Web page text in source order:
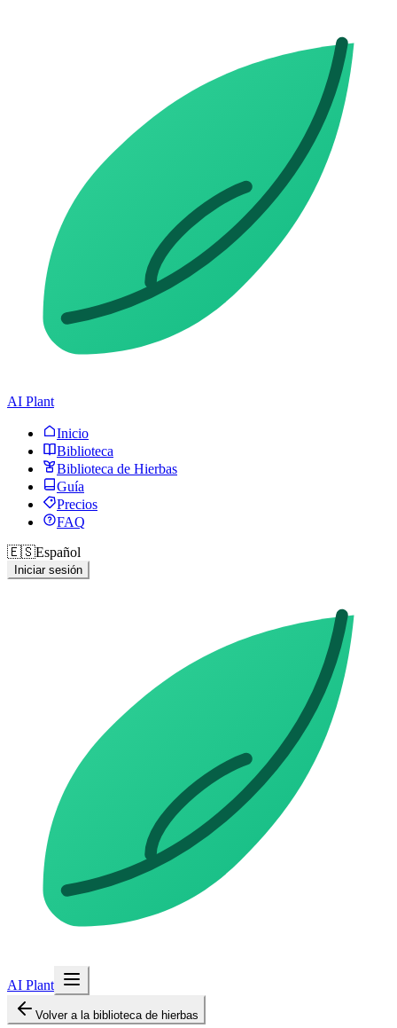
AI Plant
Inicio
Biblioteca
Biblioteca de Hierbas
Guía
Precios
FAQ
🇪🇸Español
Iniciar sesión
AI Plant
Volver a la biblioteca de hierbas